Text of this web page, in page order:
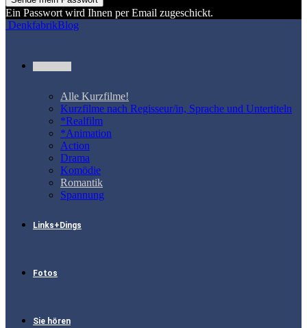
Ein Passwort wird Ihnen per Email zugeschickt.
DenkfabrikBlog
Alle Kurzfilme!
Kurzfilme nach Regisseur/in, Sprache und Untertiteln
*Realfilm
*Animation
Action
Drama
Komödie
Romantik
Spannung
Links+Dings
Fotos
Sie hören